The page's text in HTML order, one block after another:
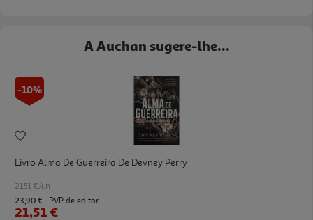
A Auchan sugere-lhe...
-10%
Livro Alma De Guerreira De Devney Perry
21.51 €/un
23,90 € PVP de editor
21,51 €